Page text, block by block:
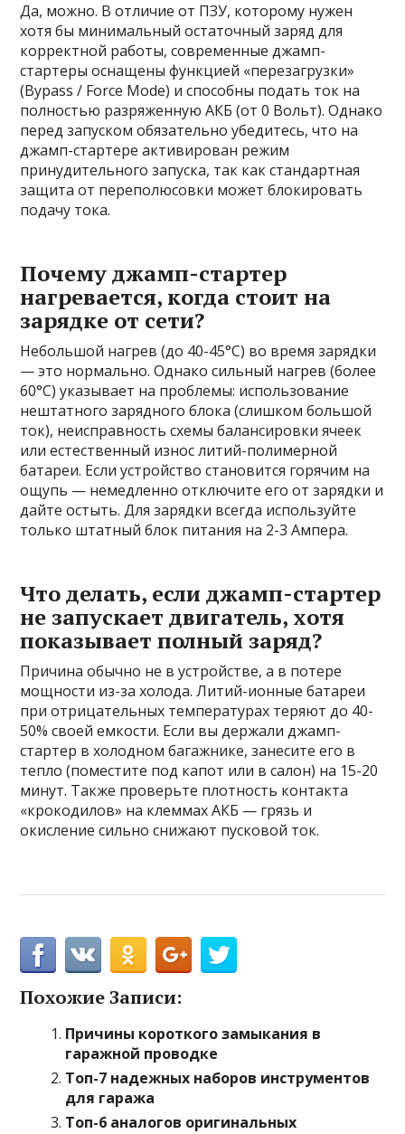
Да, можно. В отличие от ПЗУ, которому нужен
хотя бы минимальный остаточный заряд для
корректной работы, современные джамп-
стартеры оснащены функцией «перезагрузки»
(Bypass / Force Mode) и способны подать ток на
полностью разряженную АКБ (от 0 Вольт). Однако
перед запуском обязательно убедитесь, что на
джамп-стартере активирован режим
принудительного запуска, так как стандартная
защита от переполюсовки может блокировать
подачу тока.
Почему джамп-стартер
нагревается, когда стоит на
зарядке от сети?
Небольшой нагрев (до 40-45°C) во время зарядки
— это нормально. Однако сильный нагрев (более
60°C) указывает на проблемы: использование
нештатного зарядного блока (слишком большой
ток), неисправность схемы балансировки ячеек
или естественный износ литий-полимерной
батареи. Если устройство становится горячим на
ощупь — немедленно отключите его от зарядки и
дайте остыть. Для зарядки всегда используйте
только штатный блок питания на 2-3 Ампера.
Что делать, если джамп-стартер
не запускает двигатель, хотя
показывает полный заряд?
Причина обычно не в устройстве, а в потере
мощности из-за холода. Литий-ионные батареи
при отрицательных температурах теряют до 40-
50% своей емкости. Если вы держали джамп-
стартер в холодном багажнике, занесите его в
тепло (поместите под капот или в салон) на 15-20
минут. Также проверьте плотность контакта
«крокодилов» на клеммах АКБ — грязь и
окисление сильно снижают пусковой ток.
Похожие Записи:
Причины короткого замыкания в
гаражной проводке
Топ-7 надежных наборов инструментов
для гаража
Топ-6 аналогов оригинальных